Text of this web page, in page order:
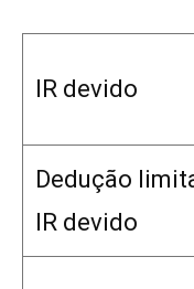
IR devido
Dedução
IR devido